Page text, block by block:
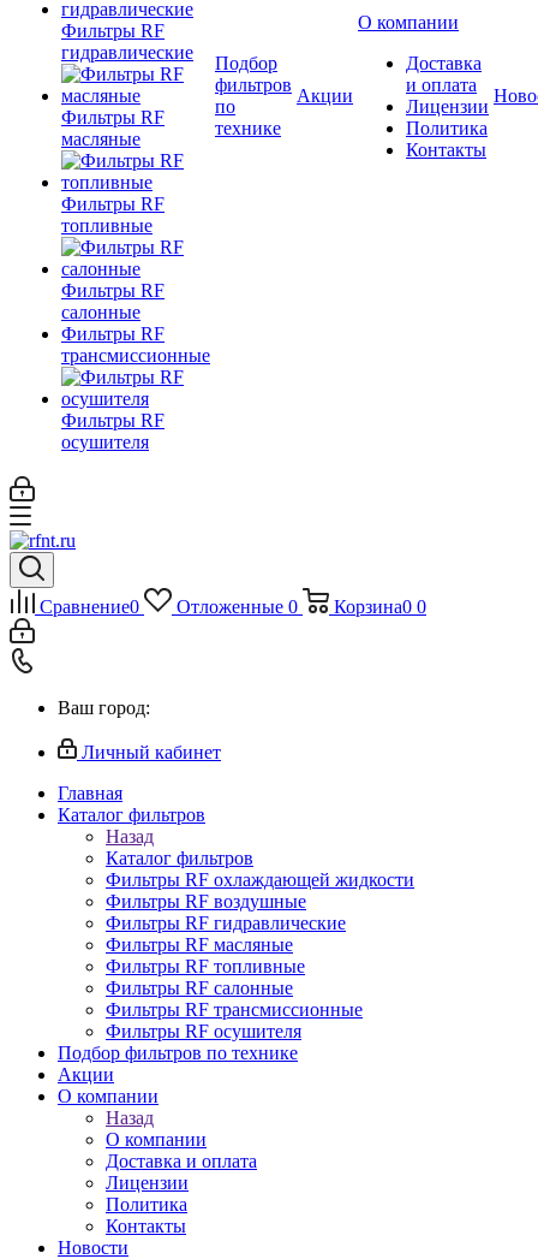
Фильтры RF
гидравлические
Фильтры RF
масляные
Фильтры RF
топливные
Фильтры RF
салонные
Фильтры RF
трансмиссионные
Фильтры RF
осушителя
Подбор
фильтров
по
технике
Акции
О компании
Доставка
и оплата
Лицензии
Политика
Контакты
Сравнение0 Отложенные 0 Корзина0 0
Ваш город:
Личный кабинет
Главная
Каталог фильтров
Назад
Каталог фильтров
Фильтры RF охлаждающей жидкости
Фильтры RF воздушные
Фильтры RF гидравлические
Фильтры RF масляные
Фильтры RF топливные
Фильтры RF салонные
Фильтры RF трансмиссионные
Фильтры RF осушителя
Подбор фильтров по технике
Акции
О компании
Назад
О компании
Доставка и оплата
Лицензии
Политика
Контакты
Новости